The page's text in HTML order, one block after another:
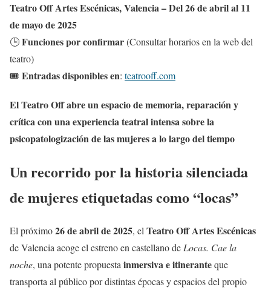
Teatro Off Artes Escénicas, Valencia – Del 26 de abril al 11
de mayo de 2025
🕒Funciones por confirmar(Consultar horarios en la web del
teatro)
🎟️ Entradas disponibles en: teatrooff.com
El Teatro Off abre un espacio de memoria, reparación y
crítica con una experiencia teatral intensa sobre la
psicopatologización de las mujeres a lo largo del tiempo
Un recorrido por la historia silenciada
de mujeres etiquetadas como “locas”
El próximo26 de abril de 2025, el Teatro Off Artes Escénicas
de Valencia acoge el estreno en castellano de Locas. Cae la
noche, una potente propuesta inmersiva e itineranteque
transporta al público por distintas épocas y espacios del propio